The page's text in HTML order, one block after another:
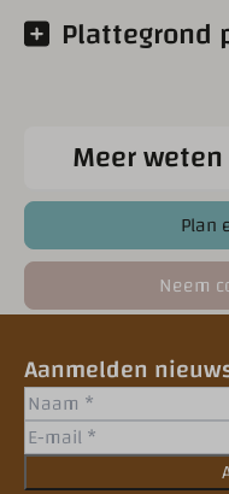
Plattegrond
Meer
Plan
Neem
Aanmelden